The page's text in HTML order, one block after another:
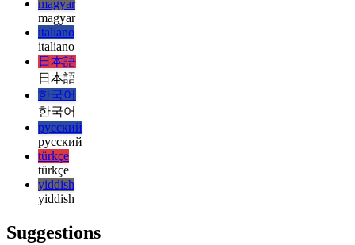
हिन्दी
हिन्दी
magyar
magyar
italiano
italiano
日本語
日本語
한국어
한국어
русский
русский
türkçe
türkçe
yiddish
yiddish